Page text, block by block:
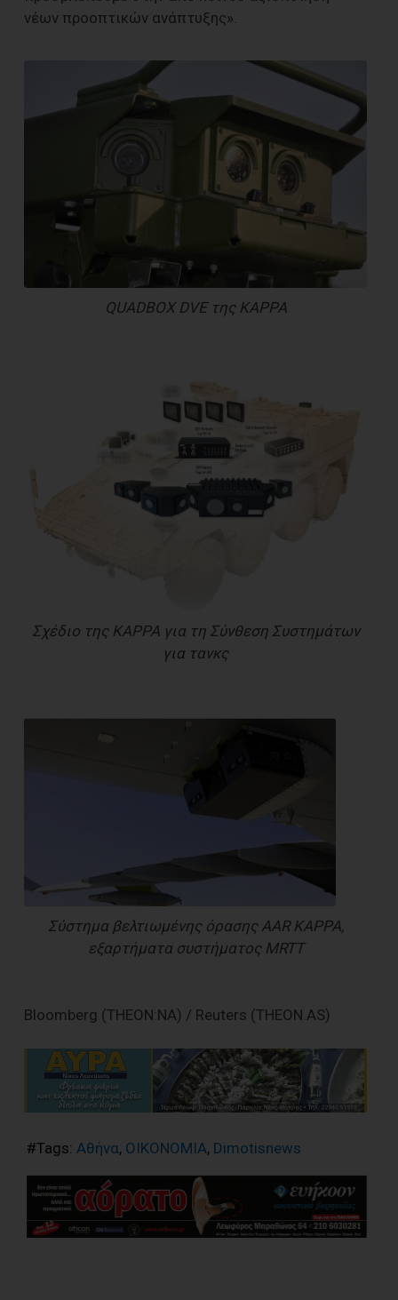
νέων προοπτικών ανάπτυξης».
QUADBOX DVE της KAPPA
Σχέδιο της KAPPA για τη Σύνθεση Συστημάτων
για τανκς
Σύστημα βελτιωμένης όρασης AAR KAPPA,
εξαρτήματα συστήματος MRTT
Bloomberg (THEON:NA) / Reuters (THEON.AS)
#Tags: Αθήνα, ΟΙΚΟΝΟΜΙΑ, Dimotisnews